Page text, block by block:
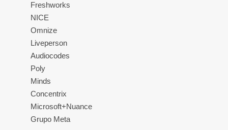
Freshworks
NICE
Omnize
Liveperson
Audiocodes
Poly
Minds
Concentrix
Microsoft+Nuance
Grupo Meta